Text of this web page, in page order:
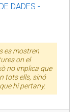
DADES -
es mostren
on el
no implica que
tots ells, sinó
hi pertany.